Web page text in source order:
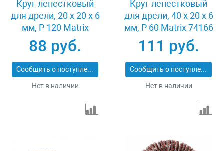
Круг лепестковый
для дрели, 20 х 20 х 6
мм, P 120 Matrix
74104
88 руб.
Сообщить о поступлении
Нет в наличии
Круг лепестковый
для дрели, 40 х 20 х 6
мм, P 60 Matrix 74166
111 руб.
Сообщить о поступлении
Нет в наличии